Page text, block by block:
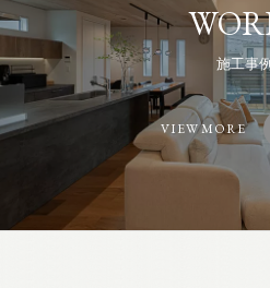
施工事
VIEW MORE